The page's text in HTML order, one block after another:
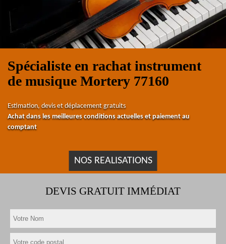
Spécialiste en rachat instrument
de musique Mortery 77160
Estimation, devis et déplacement gratuits
Achat dans les meilleures conditions actuelles et paiement au
comptant
NOS REALISATIONS
DEVIS GRATUIT IMMÉDIAT